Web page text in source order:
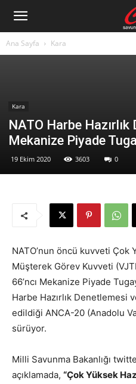
Ana Sayfa Kara
Kara
NATO Harbe Hazırlık
Mekanize Piyade
19 Ekim 2020 3603 0
NATO’nun öncü kuvveti Çok
Müşterek Görev Kuvveti
66’ncı Mekanize Piyade
Harbe Hazırlık Denetlemesi
edildiği ANCA-20 (Anadolu
sürüyor.
Milli Savunma Bakanlığı
açıklamada, “Çok Yüksek